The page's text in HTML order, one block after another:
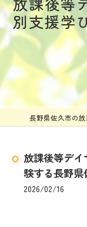
別支援学
放課後等デ
験する長野
2026/02/16